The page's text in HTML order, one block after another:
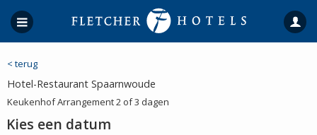
< terug
Hotel-Restaurant Spaarnwoude
Keukenhof Arrangement 2 of 3 dagen
Kies een datum